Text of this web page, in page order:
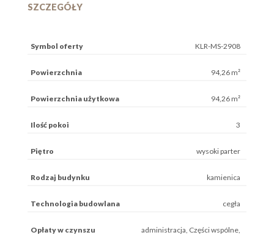
SZCZEGÓŁY
Symbol oferty KLR-MS-2908
Powierzchnia 94,26 m²
Powierzchnia użytkowa 94,26 m²
Ilość pokoi 3
Piętro wysoki parter
Rodzaj budynku kamienica
Technologia budowlana cegła
Opłaty w czynszu
administracja, Części wspólne,